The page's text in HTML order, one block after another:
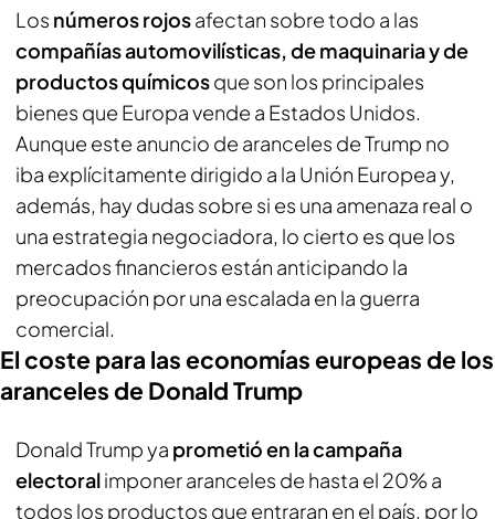
Los números rojosafectan sobre todo a las
compañías automovilísticas, de maquinaria y de
productos químicosque son los principales
bienes que Europa vende a Estados Unidos.
Aunque este anuncio de aranceles de Trump no
iba explícitamente dirigido a la Unión Europea y,
además, hay dudas sobre si es una amenaza real o
una estrategia negociadora, lo cierto es que los
mercados financieros están anticipando la
preocupación por una escalada en la guerra
comercial.
El coste para las economías europeas de los
aranceles de Donald Trump
Donald Trump ya prometió en la campaña
electoralimponer aranceles de hasta el 20% a
todos los productos que entraran en el país, por lo